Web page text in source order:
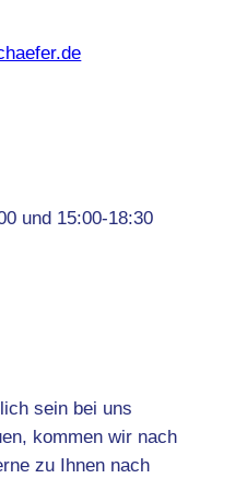
und 15:00-18:30
sein bei uns
kommen wir nach
zu Ihnen nach